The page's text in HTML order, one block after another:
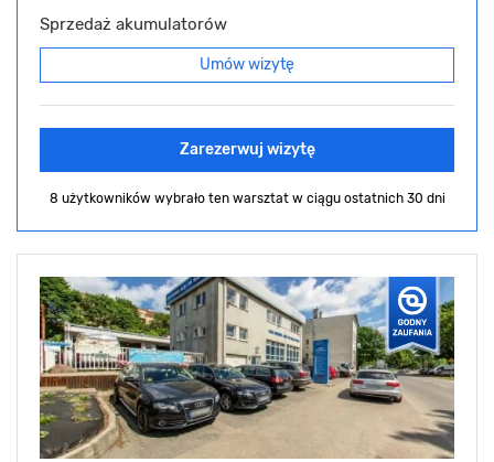
Sprzedaż akumulatorów
Umów wizytę
Zarezerwuj wizytę
8 użytkowników wybrało ten warsztat w ciągu ostatnich 30 dni